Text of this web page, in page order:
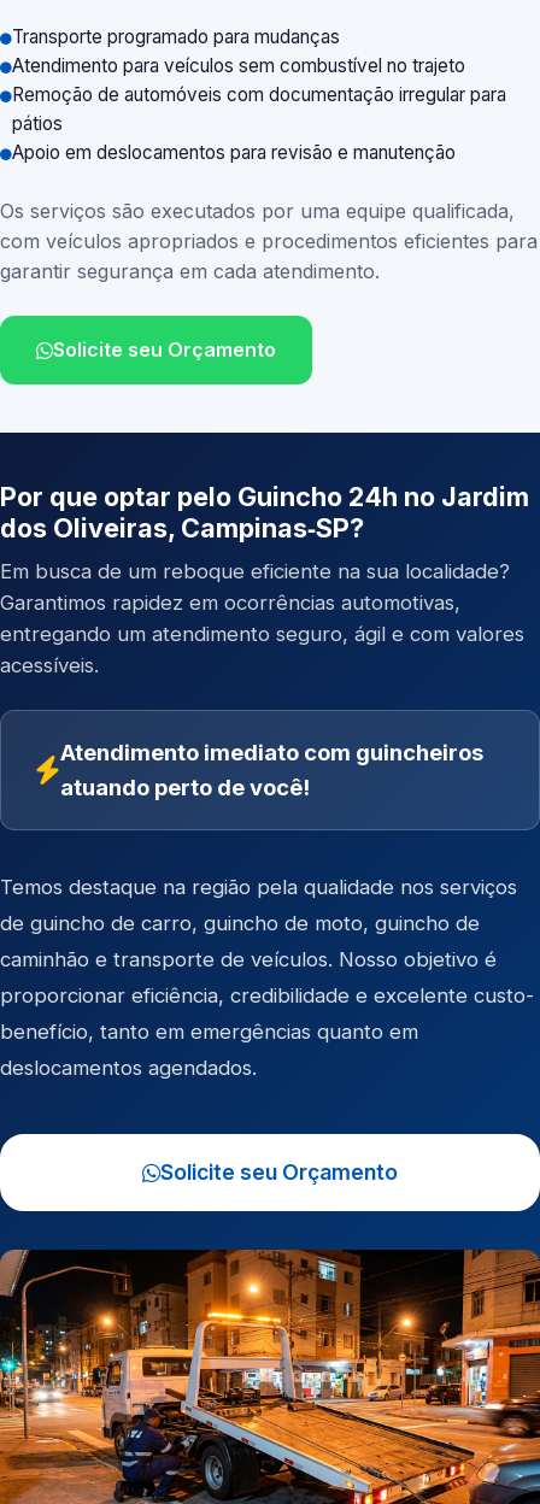
Transporte programado para mudanças
Atendimento para veículos sem combustível no trajeto
Remoção de automóveis com documentação irregular para
pátios
Apoio em deslocamentos para revisão e manutenção
Os serviços são executados por uma equipe qualificada,
com veículos apropriados e procedimentos eficientes para
garantir segurança em cada atendimento.
Solicite seu Orçamento
Por que optar pelo Guincho 24h no Jardim
dos Oliveiras, Campinas‑SP?
Em busca de um reboque eficiente na sua localidade?
Garantimos rapidez em ocorrências automotivas,
entregando um atendimento seguro, ágil e com valores
acessíveis.
Atendimento imediato com guincheiros
atuando perto de você!
Temos destaque na região pela qualidade nos serviços
de guincho de carro, guincho de moto, guincho de
caminhão e transporte de veículos. Nosso objetivo é
proporcionar eficiência, credibilidade e excelente custo-
benefício, tanto em emergências quanto em
deslocamentos agendados.
Solicite seu Orçamento